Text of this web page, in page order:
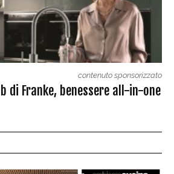
contenuto sponsorizzato
di Franke, benessere all-in-one